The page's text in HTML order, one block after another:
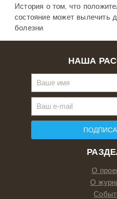
История о том, что
состояние может вылечить
болезни.
О
О
НАША